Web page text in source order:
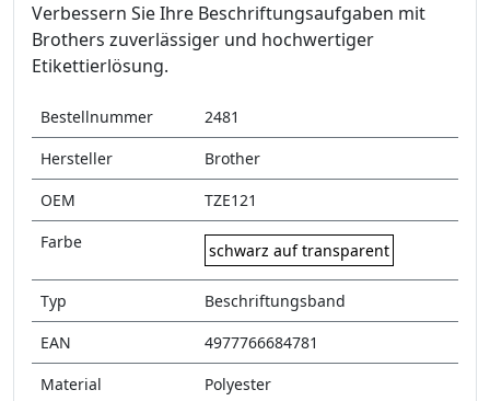
Verbessern Sie Ihre Beschriftungsaufgaben mit
Brothers zuverlässiger und hochwertiger
Etikettierlösung.
Bestellnummer
2481
Hersteller
Brother
OEM
TZE121
Farbe
schwarz auf transparent
Typ
Beschriftungsband
EAN
4977766684781
Material
Polyester